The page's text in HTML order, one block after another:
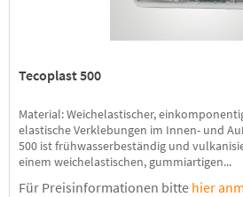
Tecoplast 500
Material: Weichelastischer,
elastische Verklebungen im Innen- und
500 ist frühwasserbeständig und
einem weichelastischen, gummiartigen...
Für Preisinformationen bitte hier